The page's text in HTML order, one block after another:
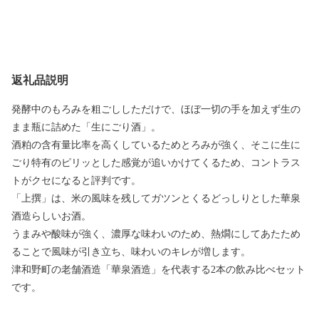
返礼品説明
発酵中のもろみを粗ごししただけで、ほぼ一切の手を加えず生の
まま瓶に詰めた「生にごり酒」。
酒粕の含有量比率を高くしているためとろみが強く、そこに生に
ごり特有のピリッとした感覚が追いかけてくるため、コントラス
トがクセになると評判です。
「上撰」は、米の風味を残してガツンとくるどっしりとした華泉
酒造らしいお酒。
うまみや酸味が強く、濃厚な味わいのため、熱燗にしてあたため
ることで風味が引き立ち、味わいのキレが増します。
津和野町の老舗酒造「華泉酒造」を代表する2本の飲み比べセット
です。